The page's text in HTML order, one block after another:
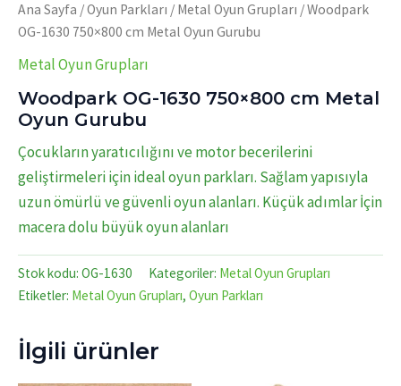
Ana Sayfa /Oyun Parkları / Metal Oyun Grupları / Woodpark
OG-1630 750×800 cm Metal Oyun Gurubu
Metal Oyun Grupları
Woodpark OG-1630 750×800 cm Metal
Oyun Gurubu
Çocukların yaratıcılığını ve motor becerilerini
geliştirmeleri için ideal oyun parkları. Sağlam yapısıyla
uzun ömürlü ve güvenli oyun alanları. Küçük adımlar İçin
macera dolu büyük oyun alanları
Stok kodu: OG-1630 Kategoriler: Metal Oyun Grupları
Etiketler: Metal Oyun Grupları, Oyun Parkları
İlgili ürünler